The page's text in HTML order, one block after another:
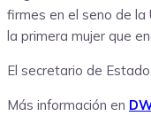
firmes en el seno de la
la primera mujer que
El secretario de
Más información en